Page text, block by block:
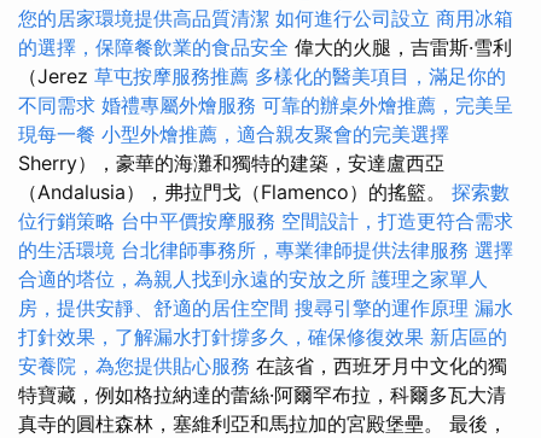
您的居家環境提供高品質清潔 如何進行公司設立 商用冰箱
的選擇，保障餐飲業的食品安全 偉大的火腿，吉雷斯·雪利
（Jerez 草屯按摩服務推薦 多樣化的醫美項目，滿足你的
不同需求 婚禮專屬外燴服務 可靠的辦桌外燴推薦，完美呈
現每一餐 小型外燴推薦，適合親友聚會的完美選擇
Sherry），豪華的海灘和獨特的建築，安達盧西亞
（Andalusia），弗拉門戈（Flamenco）的搖籃。 探索數
位行銷策略 台中平價按摩服務 空間設計，打造更符合需求
的生活環境 台北律師事務所，專業律師提供法律服務 選擇
合適的塔位，為親人找到永遠的安放之所 護理之家單人
房，提供安靜、舒適的居住空間 搜尋引擎的運作原理 漏水
打針效果，了解漏水打針撐多久，確保修復效果 新店區的
安養院，為您提供貼心服務 在該省，西班牙月中文化的獨
特寶藏，例如格拉納達的蕾絲·阿爾罕布拉，科爾多瓦大清
真寺的圓柱森林，塞維利亞和馬拉加的宮殿堡壘。 最後，